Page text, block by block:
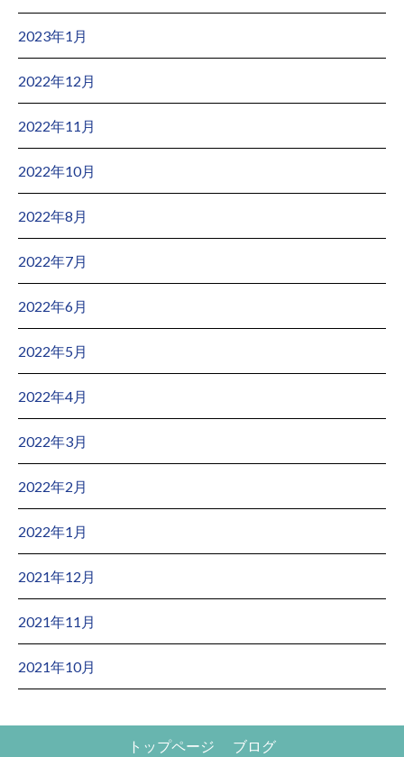
2023年1月
2022年12月
2022年11月
2022年10月
2022年8月
2022年7月
2022年6月
2022年5月
2022年4月
2022年3月
2022年2月
2022年1月
2021年12月
2021年11月
2021年10月
トップページ ブログ